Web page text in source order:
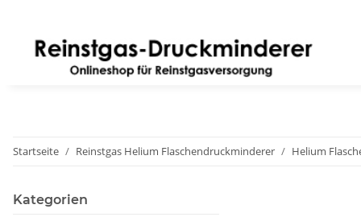
Startseite Reinstgas Helium Flaschendruckminderer Helium
Kategorien